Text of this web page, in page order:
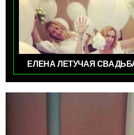
ЕЛЕНА ЛЕТУЧАЯ